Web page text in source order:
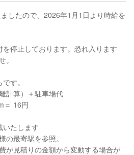
したので、2026年1月1日より時給を
停止しております。恐れ入ります
す。
計算）＋駐車場代
＝ 16円
たします
最寄駅を参照。
が見積りの金額から変動する場合が